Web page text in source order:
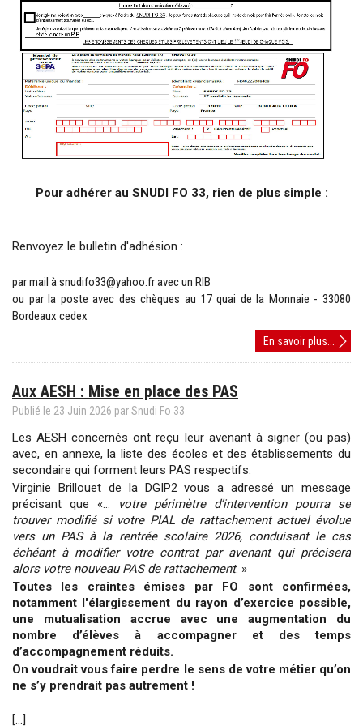
Pour adhérer au SNUDI FO 33, rien de plus simple :
Renvoyez le bulletin d'adhésion :
par mail à snudifo33@yahoo.fr avec un RIB
ou par la poste avec des chèques au 17 quai de la Monnaie - 33080
Bordeaux cedex
En savoir plus...
Aux AESH : Mise en place des PAS
Publié le 23 Juin 2026 parSnudi Fo 33
Les AESH concernés ont reçu leur avenant à signer (ou pas)
avec, en annexe, la liste des écoles et des établissements du
secondaire qui forment leurs PAS respectifs.
Virginie Brillouet de la DGIP2 vous a adressé un message
précisant que «…
votre périmètre d’intervention pourra se
trouver modifié si votre PIAL de rattachement actuel évolue
vers un PAS à la rentrée scolaire 2026, conduisant le cas
échéant à modifier votre contrat par avenant qui précisera
alors votre nouveau PAS de rattachement. »
Toutes les craintes émises par FO sont confirmées,
notamment l'élargissement du rayon d’exercice possible,
une mutualisation accrue avec une augmentation du
nombre d’élèves à accompagner et des temps
d’accompagnement réduits.
On voudrait vous faire perdre le sens de votre métier qu’on
ne s’y prendrait pas autrement !
[...]